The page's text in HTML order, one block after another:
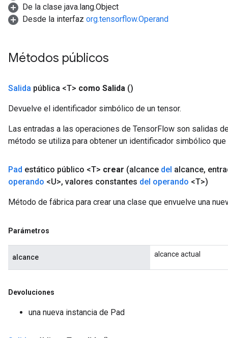
De la clase java.lang.Object
Desde la interfaz org.tensorflow.Operand
Métodos públicos
Salida pública <T> como Salida ()
Devuelve el identificador simbólico de un tensor.
Las entradas a las operaciones de TensorFlow son salidas
método se utiliza para obtener un identificador simbólico
Pad estático público <T> crear (alcance del alcance,
operando <U>, valores constantes del operando <T>)
Método de fábrica para crear una clase que envuelve una
Parámetros
alcance alcance actual
Devoluciones
una nueva instancia de Pad